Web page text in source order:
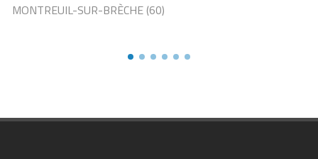
DÉPARTEMENT DE L'ASINE